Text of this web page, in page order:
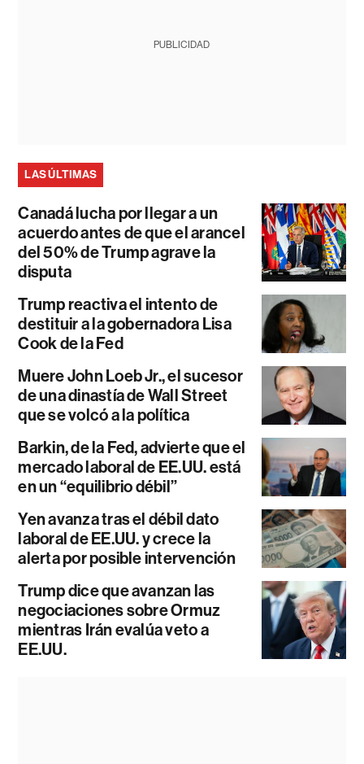
PUBLICIDAD
LAS ÚLTIMAS
Canadá lucha por llegar a un
acuerdo antes de que el arancel
del 50% de Trump agrave la
disputa
Trump reactiva el intento de
destituir a la gobernadora Lisa
Cook de la Fed
Muere John Loeb Jr., el sucesor
de una dinastía de Wall Street
que se volcó a la política
Barkin, de la Fed, advierte que el
mercado laboral de EE.UU. está
en un “equilibrio débil”
Yen avanza tras el débil dato
laboral de EE.UU. y crece la
alerta por posible intervención
Trump dice que avanzan las
negociaciones sobre Ormuz
mientras Irán evalúa veto a
EE.UU.